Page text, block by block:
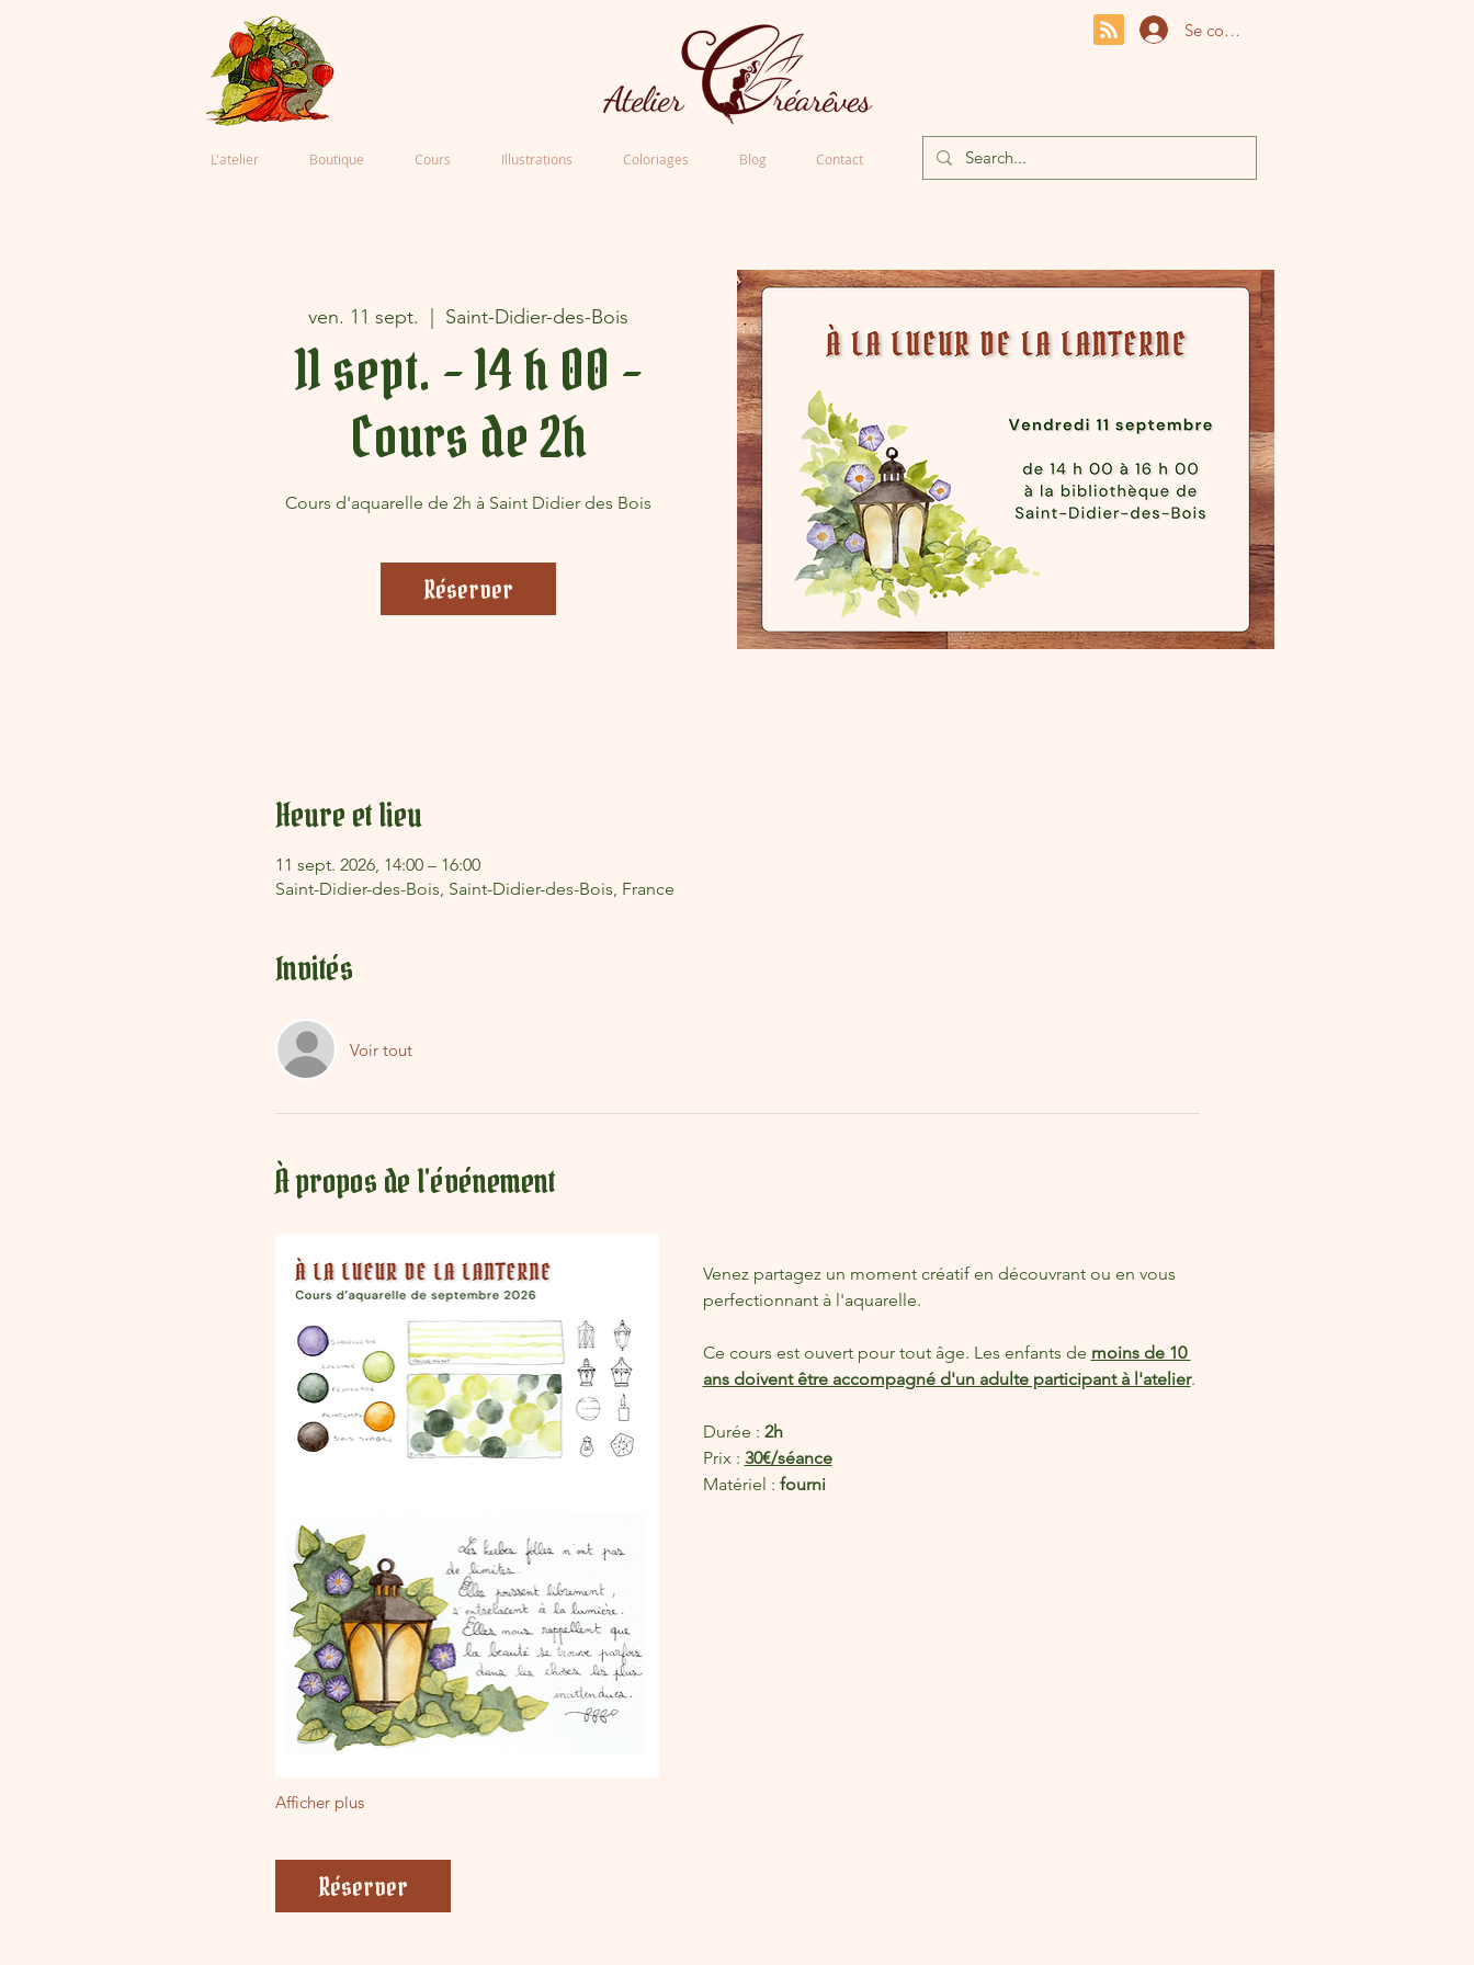
L'atelier Boutique Cours Illustrations Coloriages Blog Contact
Se connecter
ven. 11 sept. Saint-Didier-des-Bois
11 sept. - 14 h 00 -
Cours de 2h
Cours d'aquarelle de 2h à Saint Didier des Bois
Réserver
Heure et lieu
11 sept. 2026, 14:00 – 16:00
Saint-Didier-des-Bois, Saint-Didier-des-Bois, France
Invités
Voir tout
À propos de l'événement
Venez partagez un moment créatif en découvrant ou en vous
perfectionnant à l'aquarelle.
Ce cours est ouvert pour tout âge. Les enfants de moins de 10
ans doivent être accompagné d'un adulte participant à l'atelier.
Durée : 2h
Prix : 30€/séance
Matériel : fourni
Afficher plus
Réserver